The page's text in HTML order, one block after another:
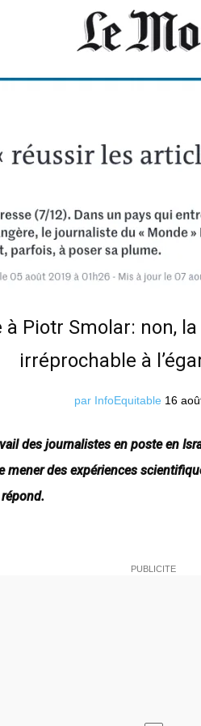
Piotr Smolar: non,
irréprochable à
par InfoEquitable 16
des journalistes en poste en
mener des expériences